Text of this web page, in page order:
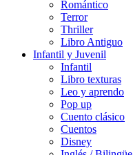
Romántico
Terror
Thriller
Libro Antiguo
Infantil y Juvenil
Infantil
Libro texturas
Leo y aprendo
Pop up
Cuento clásico
Cuentos
Disney